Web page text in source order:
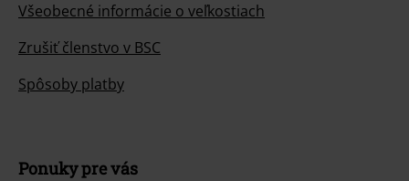
Všeobecné informácie o veľkostiach
Zrušiť členstvo v BSC
Spôsoby platby
Ponuky pre vás